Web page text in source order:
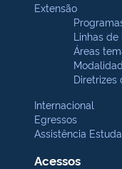
Extensão
Linhas de
Áreas
Diretrizes
Internacional
Egressos
Assistência
Acessos